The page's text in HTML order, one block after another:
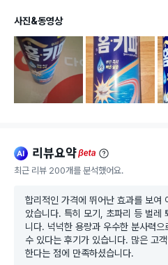
사진&동영상
ai 리뷰요약beta
최근 리뷰 200개를 분석했어요.
합리적인 가격에 뛰어난 효과를 보여
았습니다. 특히 모기, 초파리 등 벌레
니다. 넉넉한 용량과 우수한 분사력
수 있다는 후기가 있습니다. 많은 고
한다는 점에 만족하셨습니다.